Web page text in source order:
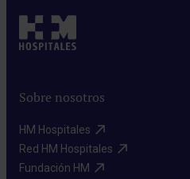
Sobre nosotros
HM Hospitales​
Red HM Hospitales​
Fundación HM​